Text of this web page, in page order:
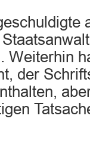
Weiterhin
der